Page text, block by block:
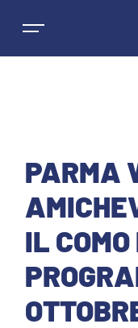
NEWS
SQUADRE
PRIMA
PRIMA
STAGIONE
MASCHILE
PARMA
IL COMO